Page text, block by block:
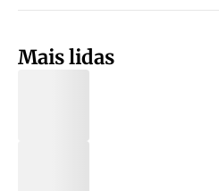
Mais lidas